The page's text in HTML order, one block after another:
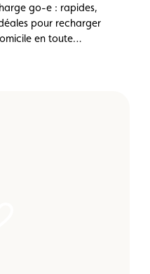
go-e : rapides,
pour recharger
en toute